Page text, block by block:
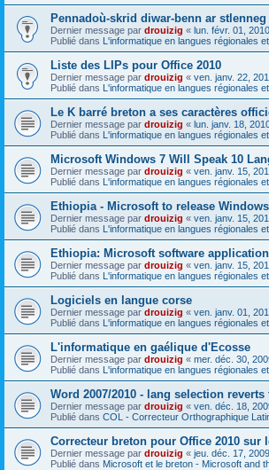
Pennadoù-skrid diwar-benn ar stlenneg
Dernier message par drouizig « lun. févr. 01,
Publié dans L'informatique en langues régionales
Liste des LIPs pour Office 2010
Dernier message par drouizig « ven. janv. 22,
Publié dans L'informatique en langues régionales
Le K barré breton a ses caractères
Dernier message par drouizig « lun. janv. 18,
Publié dans L'informatique en langues régionales
Microsoft Windows 7 Will Speak 10
Dernier message par drouizig « ven. janv. 15,
Publié dans L'informatique en langues régionales
Ethiopia - Microsoft to release
Dernier message par drouizig « ven. janv. 15,
Publié dans L'informatique en langues régionales
Ethiopia: Microsoft software
Dernier message par drouizig « ven. janv. 15,
Publié dans L'informatique en langues régionales
Logiciels en langue corse
Dernier message par drouizig « ven. janv. 01,
Publié dans L'informatique en langues régionales
L'informatique en gaélique d'Ecosse
Dernier message par drouizig « mer. déc. 30,
Publié dans L'informatique en langues régionales
Word 2007/2010 - lang selection
Dernier message par drouizig « ven. déc. 18,
Publié dans COL - Correcteur Orthographique
Correcteur breton pour Office 2010 sur
Dernier message par drouizig « jeu. déc. 17,
Publié dans Microsoft et le breton - Microsoft and